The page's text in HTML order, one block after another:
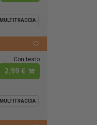
MULTITRACCIA
Con testo
2,99 €
MULTITRACCIA